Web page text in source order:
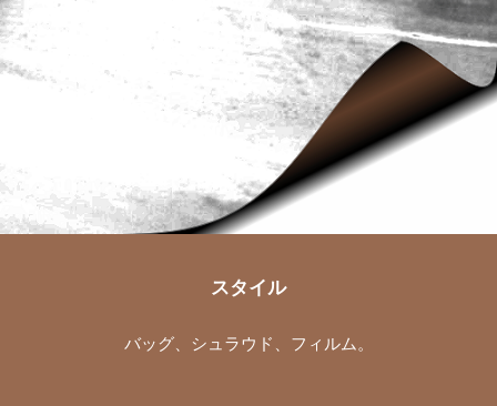
スタイル
バッグ、シュラウド、フィルム。